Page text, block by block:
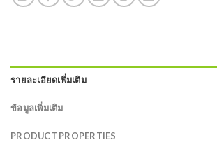
รายละเอียดเพิ่มเติม
ข้อมูลเพิ่มเติม
PRODUCT PROPERTIES